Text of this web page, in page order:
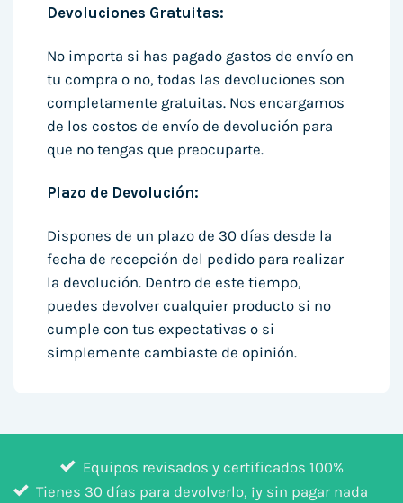
Devoluciones Gratuitas:
No importa si has pagado gastos de envío en
tu compra o no, todas las devoluciones son
completamente gratuitas. Nos encargamos
de los costos de envío de devolución para
que no tengas que preocuparte.
Plazo de Devolución:
Dispones de un plazo de 30 días desde la
fecha de recepción del pedido para realizar
la devolución. Dentro de este tiempo,
puedes devolver cualquier producto si no
cumple con tus expectativas o si
simplemente cambiaste de opinión.
Equipos revisados y certificados 100%
Tienes 30 días para devolverlo, ¡y sin pagar nada